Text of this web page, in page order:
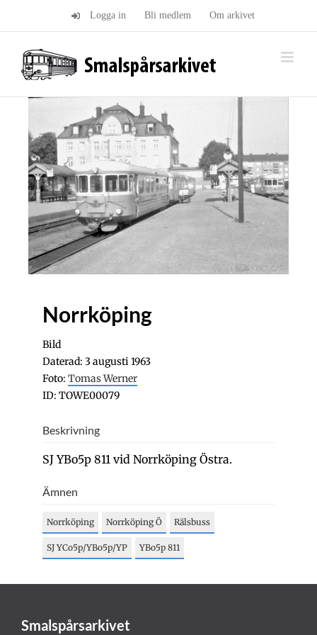
Logga in Bli medlem Om arkivet
Norrköping
Bild
Daterad: 3 augusti 1963
Foto: Tomas Werner
ID: TOWE00079
Beskrivning
SJ YBo5p 811 vid Norrköping Östra.
Ämnen
Norrköping Norrköping Ö Rälsbuss
SJ YCo5p/YBo5p/YP YBo5p 811
Smalspårsarkivet